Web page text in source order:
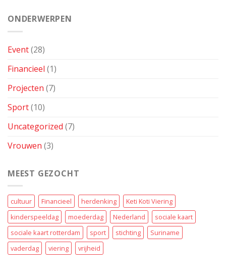
ONDERWERPEN
Event(28)
Financieel (1)
Projecten (7)
Sport(10)
Uncategorized (7)
Vrouwen (3)
MEEST GEZOCHT
cultuur Financieel herdenking
Keti Koti Viering
kinderspeeldag
moederdag Nederland
sociale kaart
sociale kaart rotterdam
sport stichting
Suriname
vaderdag
viering vrijheid